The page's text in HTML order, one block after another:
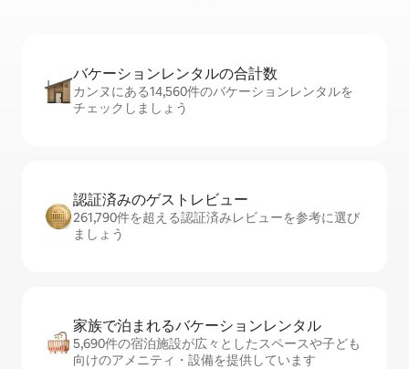
バケーションレ⁠ン⁠タ⁠ル⁠の合⁠計⁠数
カンヌにある14,560件のバケーションレンタルを
チェックしましょう
認証済みのゲ⁠ス⁠ト⁠レ⁠ビ⁠ュ⁠ー
261,790件を超える認証済みレビューを参考に選び
ましょう
家族で泊まれるバ⁠ケ⁠ー⁠シ⁠ョ⁠ンレ⁠ン⁠タ⁠ル
5,690件の宿泊施設が広々としたスペースや子ども
向けのアメニティ・設備を提供しています